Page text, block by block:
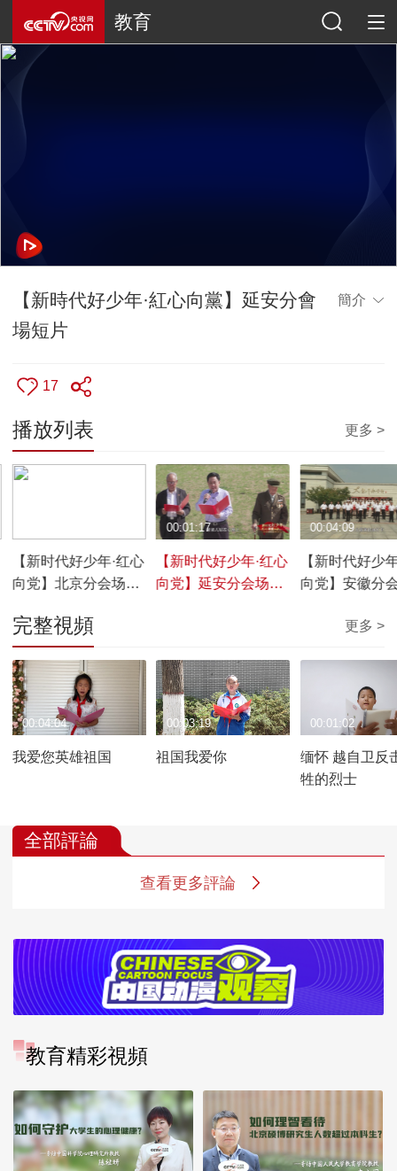
教育
【新時代好少年·紅心向黨】延安分會
場短片
簡介
17
播放列表 更多 >
【新时代好少年·红心
向党】北京分会场短
【新时代好少年·红心
向党】延安分会场短
00:01:17
【新时代好少
向党】安徽分
00:04:09
完整視頻 更多 >
我爱您英雄祖国
00:04:04
祖国我爱你
00:03:19
缅怀 越自卫反
牲的烈士
00:01:02
全部評論
查看更多評論
教育精彩視頻